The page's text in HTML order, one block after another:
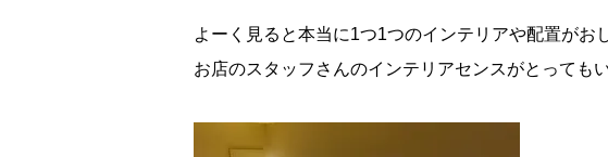
よーく見ると本当に1つ1つのインテリアや配置がお
お店のスタッフさんのインテリアセンスがとっても